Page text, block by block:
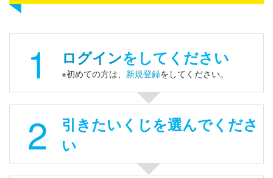
1 ログインをしてください
※初めての方は、 新規登録をしてください。
2
引きたいくじを選んでくださ
い